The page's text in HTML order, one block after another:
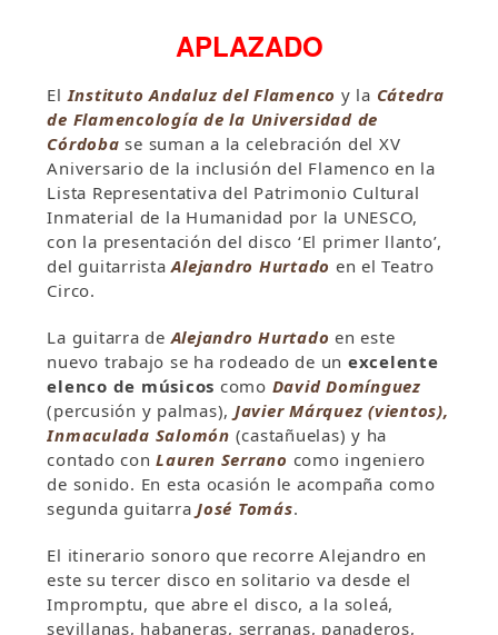
APLAZADO
ElInstituto Andaluz del Flamenco y la Cátedra
de Flamencología de la Universidad de
Córdoba se suman a la celebración del XV
Aniversario de la inclusión del Flamenco en la
Lista Representativa del Patrimonio Cultural
Inmaterial de la Humanidad por la UNESCO,
con la presentación del disco ‘El primer llanto’,
del guitarristaAlejandro Hurtado en el Teatro
Circo.
La guitarra deAlejandro Hurtado en este
nuevo trabajo se ha rodeado de un excelente
elenco de músicos como David Domínguez
(percusión y palmas), Javier Márquez (vientos),
Inmaculada Salomón (castañuelas) y ha
contado conLauren Serrano como ingeniero
de sonido. En esta ocasión le acompaña como
segunda guitarraJosé Tomás.
El itinerario sonoro que recorre Alejandro en
este su tercer disco en solitario va desde el
Impromptu, que abre el disco, a la soleá,
sevillanas, habaneras, serranas, panaderos,